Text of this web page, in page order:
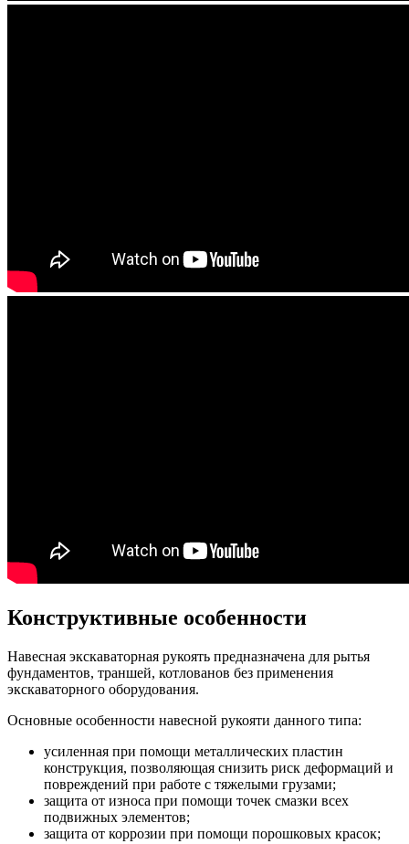
Конструктивные особенности
Навесная экскаваторная рукоять предназначена для рытья
фундаментов, траншей, котлованов без применения
экскаваторного оборудования.
Основные особенности навесной рукояти данного типа:
усиленная при помощи металлических пластин
конструкция, позволяющая снизить риск деформаций и
повреждений при работе с тяжелыми грузами;
защита от износа при помощи точек смазки всех
подвижных элементов;
защита от коррозии при помощи порошковых красок;